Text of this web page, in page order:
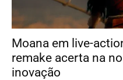
Moana em live-
remake acerta na
inovação